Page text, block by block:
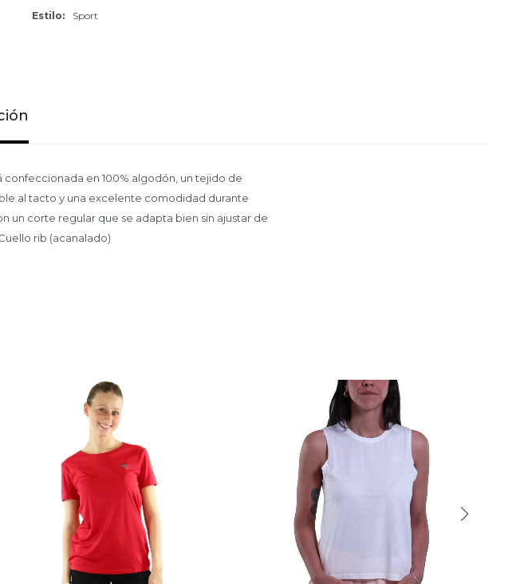
Estilo Sport
confeccionada en 100% algodón, un tejido de
al tacto y una excelente comodidad durante
un corte regular que se adapta bien sin ajustar de
rib (acanalado)